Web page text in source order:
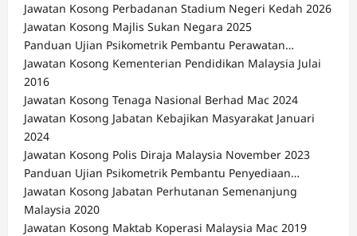
Jawatan Kosong Perbadanan Stadium Negeri Kedah 2026
Jawatan Kosong Majlis Sukan Negara 2025
Panduan Ujian Psikometrik Pembantu Perawatan…
Jawatan Kosong Kementerian Pendidikan Malaysia Julai
2016
Jawatan Kosong Tenaga Nasional Berhad Mac 2024
Jawatan Kosong Jabatan Kebajikan Masyarakat Januari
2024
Jawatan Kosong Polis Diraja Malaysia November 2023
Panduan Ujian Psikometrik Pembantu Penyediaan…
Jawatan Kosong Jabatan Perhutanan Semenanjung
Malaysia 2020
Jawatan Kosong Maktab Koperasi Malaysia Mac 2019